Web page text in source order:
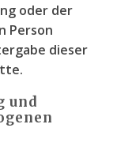
oder der
Person
dieser
und